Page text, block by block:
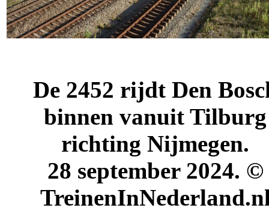
De 2452 rijdt Den
binnen vanuit Tilburg
richting Nijmegen.
28 september 2024. ©